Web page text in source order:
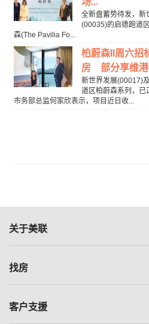
全新盘蓄势待发，
(00035)的启德跑道
森(The Pavilia Fo...
柏蔚森II周六
房 部分享维港
新世界发展(00017)
道区柏蔚森系列，已
市务部总监何家欣表示，项目近日收...
关于美联
美联集团
人才招募
找房
一手新房
客户支援